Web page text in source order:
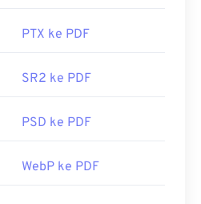
PTX ke PDF
SR2 ke PDF
PSD ke PDF
WebP ke PDF